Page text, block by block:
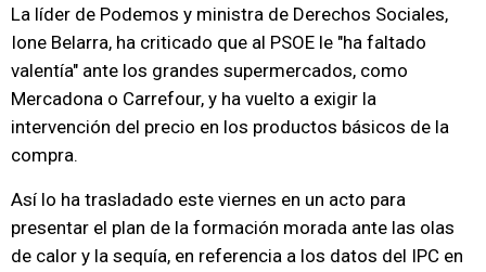
La líder de Podemos y ministra de Derechos Sociales,
Ione Belarra, ha criticado que al PSOE le "ha faltado
valentía" ante los grandes supermercados, como
Mercadona o Carrefour, y ha vuelto a exigir la
intervención del precio en los productos básicos de la
compra.
Así lo ha trasladado este viernes en un acto para
presentar el plan de la formación morada ante las olas
de calor y la sequía, en referencia a los datos del IPC en